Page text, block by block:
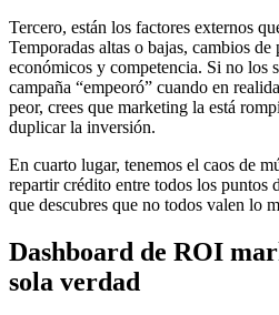
Tercero, están los factores externos
Temporadas altas o bajas, cambios
económicos y competencia. Si no los
campaña “empeoró” cuando en
peor, crees que marketing la está
duplicar la inversión.
En cuarto lugar, tenemos el caos de
repartir crédito entre todos los puntos
que descubres que no todos valen lo
Dashboard de ROI
sola verdad